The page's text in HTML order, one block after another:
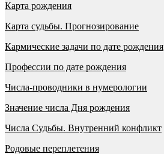
Карта рождения
Карта судьбы. Прогнозирование
Кармические задачи по дате рождения
Профессии по дате рождения
Числа-проводники в нумерологии
Значение числа Дня рождения
Числа Судьбы. Внутренний конфликт
Родовые переплетения